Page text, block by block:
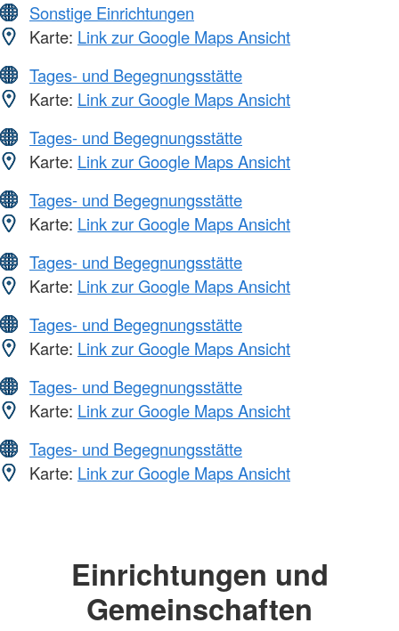
Sonstige Einrichtungen
Karte: Link zur Google Maps Ansicht
Tages- und Begegnungsstätte
Karte: Link zur Google Maps Ansicht
Tages- und Begegnungsstätte
Karte: Link zur Google Maps Ansicht
Tages- und Begegnungsstätte
Karte: Link zur Google Maps Ansicht
Tages- und Begegnungsstätte
Karte: Link zur Google Maps Ansicht
Tages- und Begegnungsstätte
Karte: Link zur Google Maps Ansicht
Tages- und Begegnungsstätte
Karte: Link zur Google Maps Ansicht
Tages- und Begegnungsstätte
Karte: Link zur Google Maps Ansicht
Einrichtungen und
Gemeinschaften